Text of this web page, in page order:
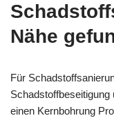
Nähe
Für
einen Kernbohrung